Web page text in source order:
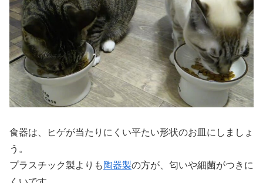
食器は、ヒゲが当たりにくい平たい形状のお皿にしましょ
う。
プラスチック製よりも 陶器製の方が、匂いや細菌がつきに